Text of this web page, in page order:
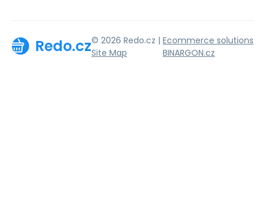
Redo.cz© 2026 Redo.cz |
Site Map
Ecommerce solutions
BINARGON.cz